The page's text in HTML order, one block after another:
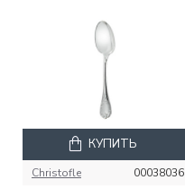
Christofle 00038036
КУПИТЬ